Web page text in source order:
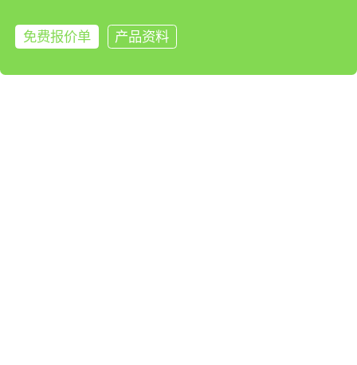
免费报价单
产品资料
来电咨询